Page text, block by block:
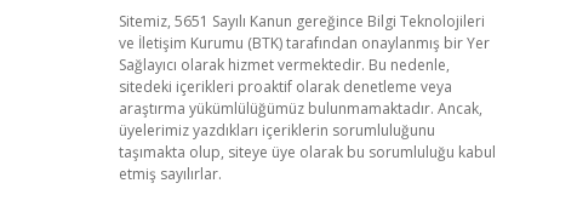
Sitemiz, 5651 Sayılı Kanun gereğince Bilgi Teknolojileri
ve İletişim Kurumu (BTK) tarafından onaylanmış bir Yer
Sağlayıcı olarak hizmet vermektedir. Bu nedenle,
sitedeki içerikleri proaktif olarak denetleme veya
araştırma yükümlülüğümüz bulunmamaktadır. Ancak,
üyelerimiz yazdıkları içeriklerin sorumluluğunu
taşımakta olup, siteye üye olarak bu sorumluluğu kabul
etmiş sayılırlar.